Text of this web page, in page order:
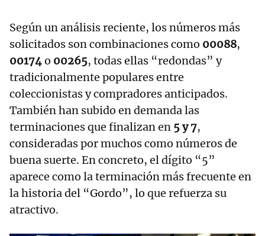
Según un análisis reciente, los números más
solicitados son combinaciones como 00088,
00174o 00265, todas ellas “redondas” y
tradicionalmente populares entre
coleccionistas y compradores anticipados.
También han subido en demanda las
terminaciones que finalizan en 5 y 7,
consideradas por muchos como números de
buena suerte. En concreto, el dígito “5”
aparece como la terminación más frecuente en
la historia del “Gordo”, lo que refuerza su
atractivo.